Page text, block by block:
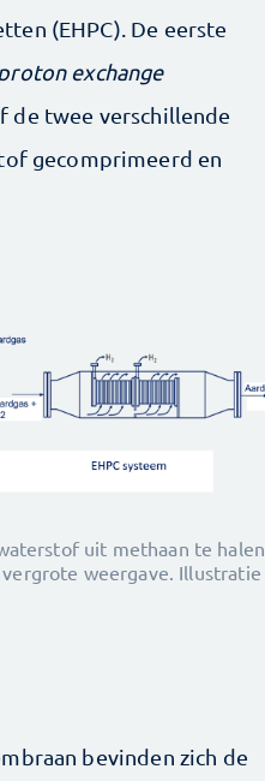
(EHPC). De eerste
exchange
de twee verschillende
gecomprimeerd en
uit methaan te halen
weergave. Illustratie
bevinden zich de